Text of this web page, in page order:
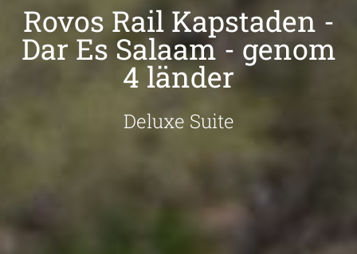
Rovos Rail Kapstaden -
Dar Es Salaam - genom
4 länder
Deluxe Suite